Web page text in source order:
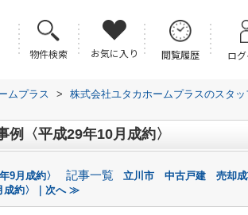
物件検索 お気に入り 閲覧履歴 ロ
ムプラス > 株式会社ユタカホームプラスのスタ
〈平成29年10月成約〉
月成約〉 記事一覧
立川市 中古戸建 売却成
成約〉｜次へ ≫